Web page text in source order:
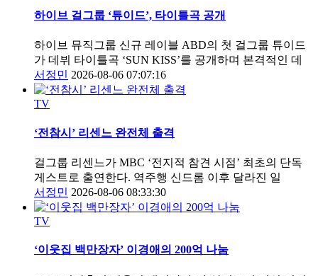
하이브 걸그룹 ‘튜이드’, 타이틀곡 공개
하이브 뮤직그룹 신규 레이블 ABD의 첫 걸그룹 튜이드
가 데뷔 타이틀곡 ‘SUN KISS’를 공개하며 본격적인 데
서정민 2026-08-06 07:07:16
TV
‘전참시’ 리센느 완전체 출격
걸그룹 리센느가 MBC ‘전지적 참견 시점’ 최초의 단독
게스트로 출연한다. 역주행 신드롬 이후 달라진 일
서정민 2026-08-06 08:33:30
TV
‘이웃집 백만장자’ 이경애의 200억 나눔